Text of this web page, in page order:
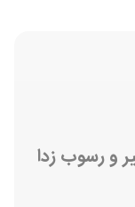
گیر و رسوب زدا